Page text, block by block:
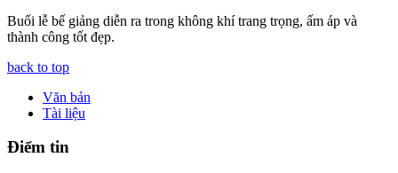
Buổi lễ bế giảng diễn ra trong không khí trang trọng, ấm áp và
thành công tốt đẹp.
back to top
Văn bản
Tài liệu
Điểm tin